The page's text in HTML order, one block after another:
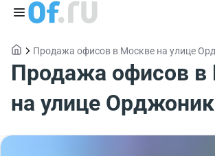
Продажа офисов в Москве на улице
Продажа офисов в
на улице